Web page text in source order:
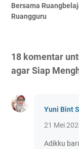
Bersama
Ruangguru
18 komentar
agar Siap
Yuni Bint
21 Mei
Adikku